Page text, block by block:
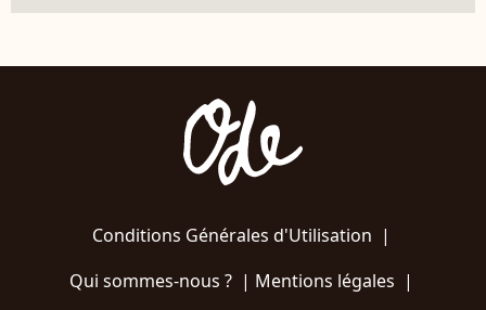
Conditions Générales d'Utilisation |
Qui sommes-nous ?| Mentions légales |